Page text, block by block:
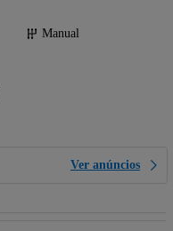
Manual
Ver anúncios